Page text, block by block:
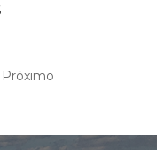
Próximo